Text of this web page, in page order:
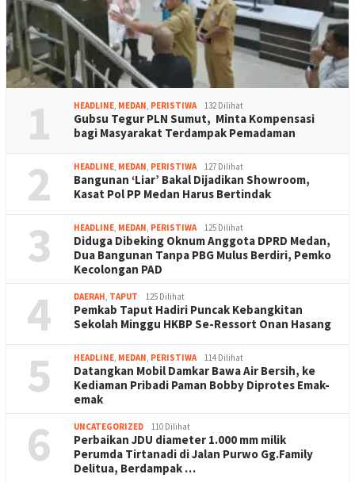
1 HEADLINE, MEDAN, PERISTIWA 132 Dilihat
Gubsu Tegur PLN Sumut, Minta Kompensasi
bagi Masyarakat Terdampak Pemadaman
2 HEADLINE, MEDAN, PERISTIWA 127 Dilihat
Bangunan ‘Liar’ Bakal Dijadikan Showroom,
Kasat Pol PP Medan Harus Bertindak
3 HEADLINE, MEDAN, PERISTIWA 125 Dilihat
Diduga Dibeking Oknum Anggota DPRD Medan,
Dua Bangunan Tanpa PBG Mulus Berdiri, Pemko
Kecolongan PAD
4 DAERAH, TAPUT 125 Dilihat
Pemkab Taput Hadiri Puncak Kebangkitan
Sekolah Minggu HKBP Se-Ressort Onan Hasang
5 HEADLINE, MEDAN, PERISTIWA 114 Dilihat
Datangkan Mobil Damkar Bawa Air Bersih, ke
Kediaman Pribadi Paman Bobby Diprotes Emak-
emak
6 UNCATEGORIZED 110 Dilihat
Perbaikan JDU diameter 1.000 mm milik
Perumda Tirtanadi di Jalan Purwo Gg.Family
Delitua, Berdampak …